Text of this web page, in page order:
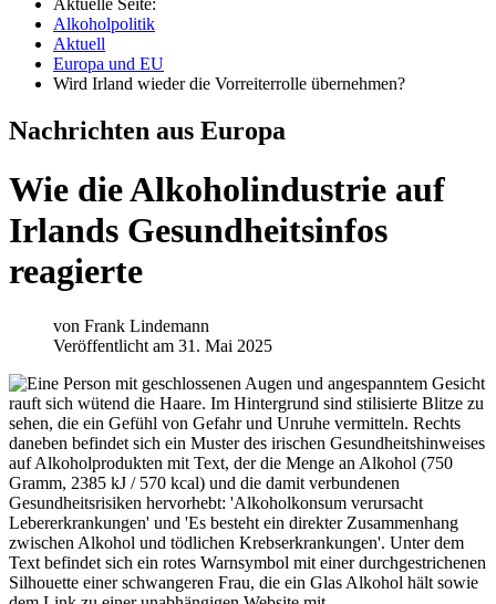
Aktuelle Seite:
Alkoholpolitik
Aktuell
Europa und EU
Wird Irland wieder die Vorreiterrolle übernehmen?
Nachrichten aus Europa
Wie die Alkoholindustrie auf
Irlands Gesundheitsinfos
reagierte
von Frank Lindemann
Veröffentlicht am 31. Mai 2025